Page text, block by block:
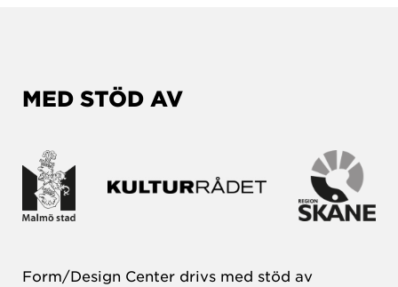
MED STÖD AV
Form/Design Center drivs med stöd av